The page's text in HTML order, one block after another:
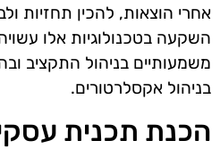
אחרי הוצאות, להכין תחזיות
השקעה בטכנולוגיות אלו
משמעותיים בניהול התקציב
בניהול אקסלרטורים.
הכנת תכנית